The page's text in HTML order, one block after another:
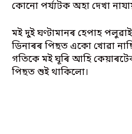
কোনো পৰ্য্যটক অহা দেখা
মই দুই ঘণ্টামানৰ হেপাহ
ডিনাৰৰ পিছত একো খোৱা
গতিকে মই ঘূৰি আহি
পিছত শুই থাকিলো।